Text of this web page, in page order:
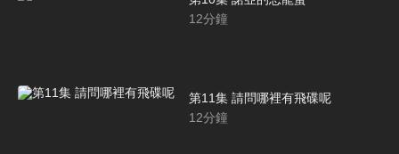
12分鐘
第11集 請問哪裡有飛碟呢
12分鐘